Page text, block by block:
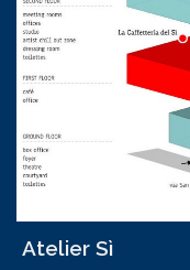
Atelier Sì